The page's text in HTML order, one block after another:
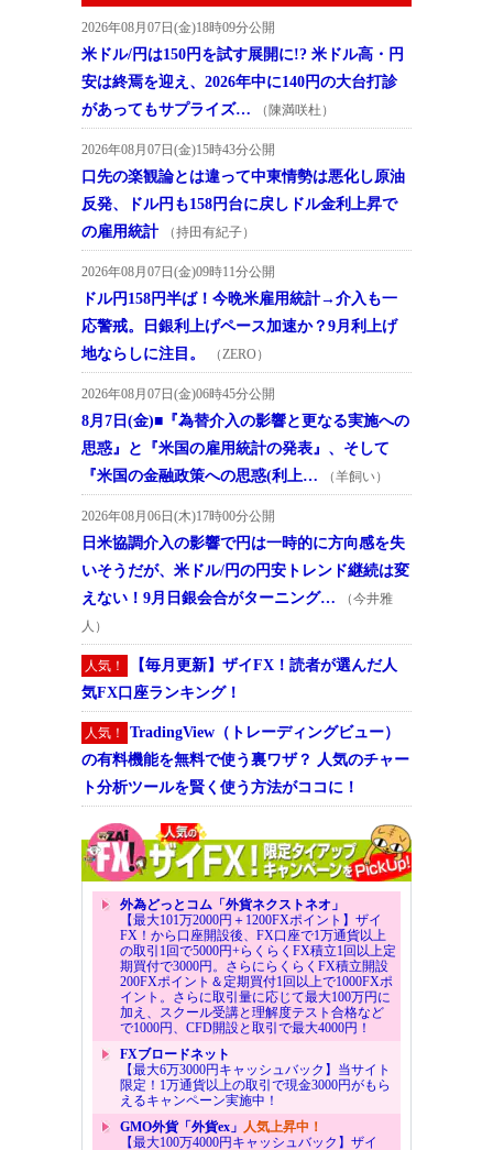
2026年08月07日(金)18時09分公開
米ドル/円は150円を試す展開に!? 米ドル高・円
安は終焉を迎え、2026年中に140円の大台打診
があってもサプライズ…
（陳満咲杜）
2026年08月07日(金)15時43分公開
口先の楽観論とは違って中東情勢は悪化し原油
反発、ドル円も158円台に戻しドル金利上昇で
の雇用統計
（持田有紀子）
2026年08月07日(金)09時11分公開
ドル円158円半ば！今晩米雇用統計→介入も一
応警戒。日銀利上げペース加速か？9月利上げ
地ならしに注目。
（ZERO）
2026年08月07日(金)06時45分公開
8月7日(金)■『為替介入の影響と更なる実施への
思惑』と『米国の雇用統計の発表』、そして
『米国の金融政策への思惑(利上…
（羊飼い）
2026年08月06日(木)17時00分公開
日米協調介入の影響で円は一時的に方向感を失
いそうだが、米ドル/円の円安トレンド継続は変
えない！9月日銀会合がターニング…
（今井雅
人）
人気！
【毎月更新】ザイFX！読者が選んだ人
気FX口座ランキング！
人気！
TradingView（トレーディングビュー）
の有料機能を無料で使う裏ワザ？ 人気のチャー
ト分析ツールを賢く使う方法がココに！
外為どっとコム「外貨ネクストネオ」
【最大101万2000円＋1200FXポイント】ザイ
FX！から口座開設後、FX口座で1万通貨以上
の取引1回で5000円+らくらくFX積立1回以上定
期買付で3000円。さらにらくらくFX積立開設
200FXポイント＆定期買付1回以上で1000FXポ
イント。さらに取引量に応じて最大100万円に
加え、スクール受講と理解度テスト合格など
で1000円、CFD開設と取引で最大4000円！
FXブロードネット
【最大6万3000円キャッシュバック】当サイト
限定！1万通貨以上の取引で現金3000円がもら
えるキャンペーン実施中！
GMO外貨「外貨ex」 人気上昇中！
【最大100万4000円キャッシュバック】ザイ